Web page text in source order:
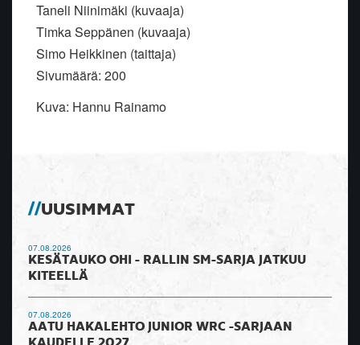
Taneli Niinimäki (kuvaaja)
Timka Seppänen (kuvaaja)
Simo Heikkinen (taittaja)
Sivumäärä: 200
Kuva: Hannu Rainamo
UUSIMMAT
07.08.2026
KESÄTAUKO OHI - RALLIN SM-SARJA JATKUU
KITEELLÄ
07.08.2026
AATU HAKALEHTO JUNIOR WRC -SARJAAN